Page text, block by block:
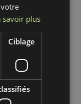
si vous
savoir plus
Ciblage